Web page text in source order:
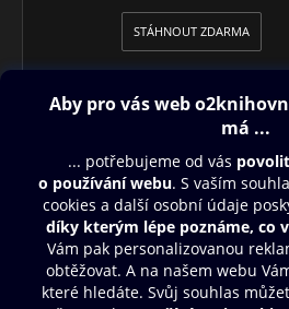
STÁHNOUT ZDARMA
Obsah ke stažení
Moje O2 Knihovna
Další zábava